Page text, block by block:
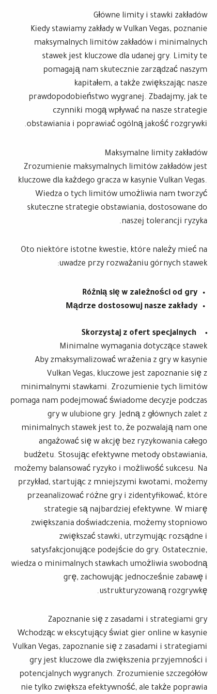
Główne limity i stawki zakładów
Kiedy stawiamy zakłady w Vulkan Vegas, poznanie
maksymalnych limitów zakładów i minimalnych
stawek jest kluczowe dla udanej gry. Limity te
pomagają nam skutecznie zarządzać naszym
kapitałem, a także zwiększając nasze
prawdopodobieństwo wygranej. Zbadajmy, jak te
czynniki mogą wpływać na nasze strategie
obstawiania i poprawiać ogólną jakość rozgrywki.
Maksymalne limity zakładów
Zrozumienie maksymalnych limitów zakładów jest
kluczowe dla każdego gracza w kasynie Vulkan Vegas.
Wiedza o tych limitów umożliwia nam tworzyć
skuteczne strategie obstawiania, dostosowane do
naszej tolerancji ryzyka.
Oto niektóre istotne kwestie, które należy mieć na
uwadze przy rozważaniu górnych stawek:
Różnią się w zależności od gry
Mądrze dostosowuj nasze zakłady
Skorzystaj z ofert specjalnych
Minimalne wymagania dotyczące stawek
Aby zmaksymalizować wrażenia z gry w kasynie
Vulkan Vegas, kluczowe jest zapoznanie się z
minimalnymi stawkami. Zrozumienie tych limitów
pomaga nam podejmować świadome decyzje podczas
gry w ulubione gry. Jedną z głównych zalet z
minimalnych stawek jest to, że pozwalają nam one
angażować się w akcję bez ryzykowania całego
budżetu. Stosując efektywne metody obstawiania,
możemy balansować ryzyko i możliwość sukcesu. Na
przykład, startując z mniejszymi kwotami, możemy
przeanalizować różne gry i zidentyfikować, które
strategie są najbardziej efektywne. W miarę
zwiększania doświadczenia, możemy stopniowo
zwiększać stawki, utrzymując rozsądne i
satysfakcjonujące podejście do gry. Ostatecznie,
wiedza o minimalnych stawkach umożliwia swobodną
grę, zachowując jednocześnie zabawę i
ustrukturyzowaną rozgrywkę.
Zapoznanie się z zasadami i strategiami gry
Wchodząc w ekscytujący świat gier online w kasynie
Vulkan Vegas, zapoznanie się z zasadami i strategiami
gry jest kluczowe dla zwiększenia przyjemności i
potencjalnych wygranych. Zrozumienie szczegółów
nie tylko zwiększa efektywność, ale także poprawia